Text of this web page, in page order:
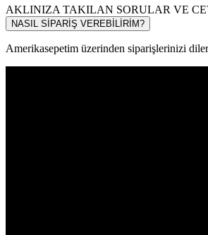
AKLINIZA TAKILAN SORULAR VE
NASIL SİPARİŞ VEREBİLİRİM?
Amerikasepetim üzerinden siparişlerinizi